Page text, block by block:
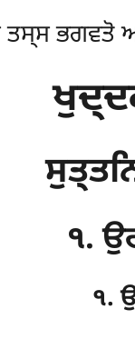
ਤਸ੍ਸ ਭਗਵਤੋ
੧.
੧.